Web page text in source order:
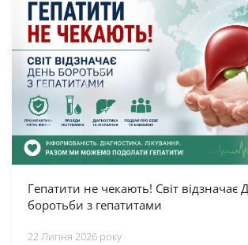
Гепатити не чекають! Світ відзначає
боротьби з гепатитами
22 Липня 2026 року